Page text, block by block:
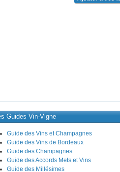
Guides Vin-Vigne
Guide des Vins et Champagnes
Guide des Vins de Bordeaux
Guide des Champagnes
Guide des Accords Mets et Vins
Guide des Millésimes